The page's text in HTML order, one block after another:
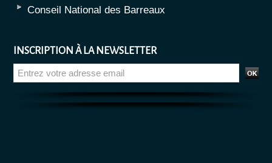
Conseil National des Barreaux
INSCRIPTION À LA NEWSLETTER